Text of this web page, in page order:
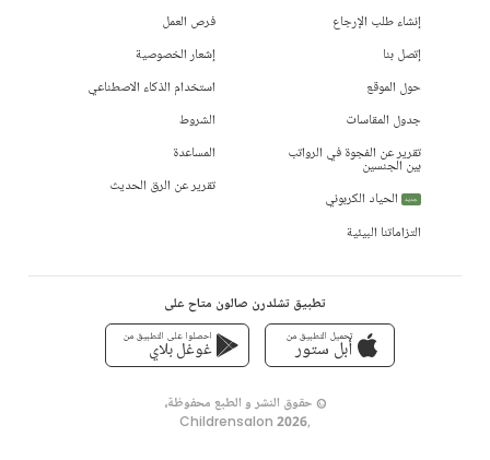
إنشاء طلب الإرجاع
إتصل بنا
حول الموقع
جدول المقاسات
تقرير عن الفجوة في الرواتب
بين الجنسين
جديد
الحياد الكربوني
التزاماتنا البيئية
فرص العمل
إشعار الخصوصية
استخدام الذكاء الاصطناعي
الشروط
المساعدة
تقرير عن الرق الحديث
تطبيق تشلدرن صالون متاح على
تحميل التطبيق من
أبل ستور
احصلوا على التطبيق من
غوغل بلاي
© حقوق النشر و الطبع محفوظة،
,
Childrensalon 2026